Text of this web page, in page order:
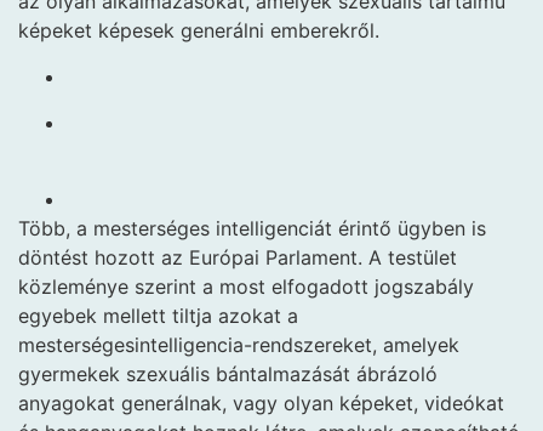
képeket képesek generálni emberekről.
Több, a mesterséges intelligenciát érintő ügyben is
döntést hozott az Európai Parlament. A testület
közleménye szerint a most elfogadott jogszabály
egyebek mellett tiltja azokat a
mesterségesintelligencia-rendszereket, amelyek
gyermekek szexuális bántalmazását ábrázoló
anyagokat generálnak, vagy olyan képeket, videókat